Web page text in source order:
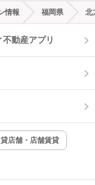
情報 福岡県 北
不動産アプリ
貸店舗・店舗賃貸